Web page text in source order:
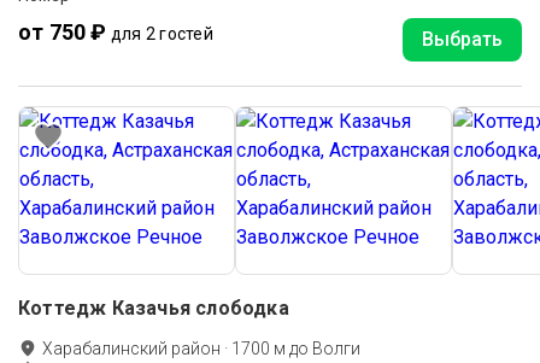
от 750 ₽ для 2 гостей Выбрать
Коттедж Казачья слободка
Харабалинский район · 1700 м до Волги